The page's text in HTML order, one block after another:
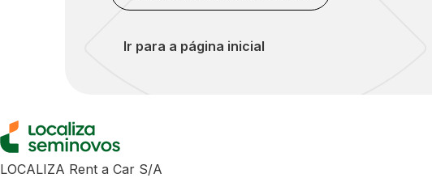
Ir para a página inicial
LOCALIZA Rent a Car S/A